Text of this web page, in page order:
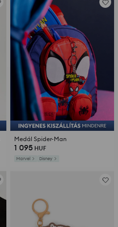
Medál Spider-Man
1 095 HUF
Marvel Disney